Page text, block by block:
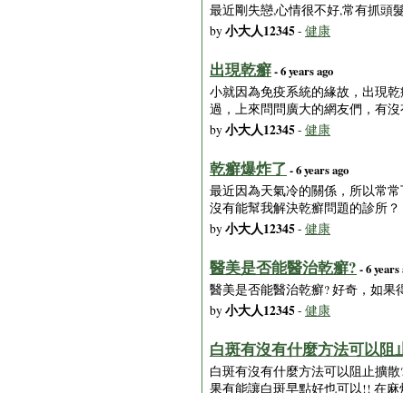
最近剛失戀,心情很不好,常有抓頭
by小大人12345- 健康
出現乾癬- 6 years ago
小就因為免疫系統的緣故，出現
過，上來問問廣大的網友們，有
by小大人12345- 健康
乾癬爆炸了 - 6 years ago
最近因為天氣冷的關係，所以常
沒有能幫我解決乾癬問題的診所？
by小大人12345- 健康
醫美是否能醫治乾癬? - 6 years
醫美是否能醫治乾癬? 好奇，如果
by小大人12345- 健康
白斑有沒有什麼方法可以阻
白斑有沒有什麼方法可以阻止擴
果有能讓白斑早點好也可以!! 在麻